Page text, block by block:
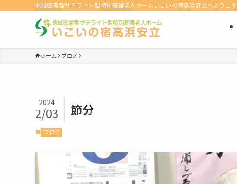
地域密着型サテライト型特別養護老人ホームいこいの宿高浜安立へようこそ
ホーム ブログ
節分
2024
2/03
ブログ